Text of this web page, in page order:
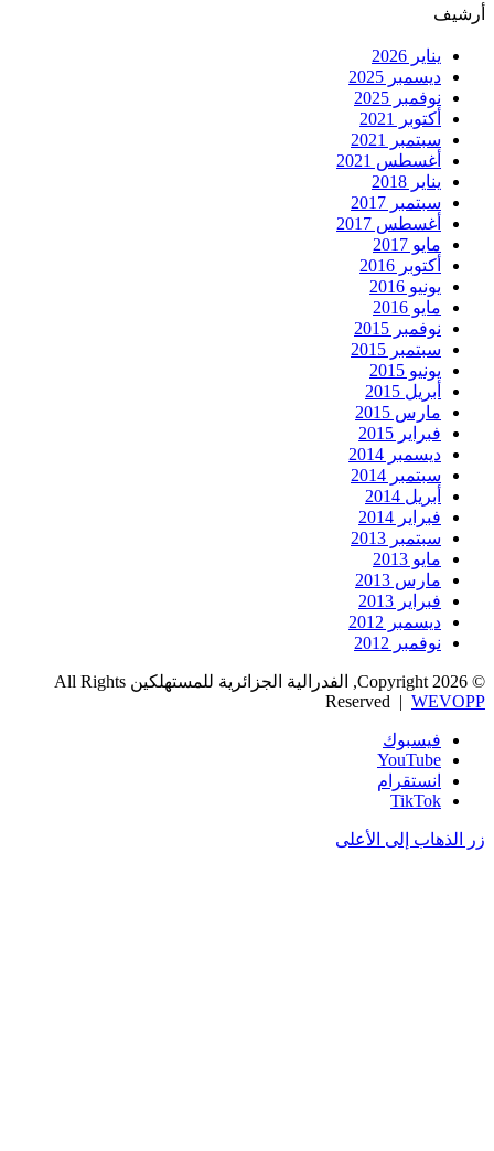
أرشيف
يناير 2026
ديسمبر 2025
نوفمبر 2025
أكتوبر 2021
سبتمبر 2021
أغسطس 2021
يناير 2018
سبتمبر 2017
أغسطس 2017
مايو 2017
أكتوبر 2016
يونيو 2016
مايو 2016
نوفمبر 2015
سبتمبر 2015
يونيو 2015
أبريل 2015
مارس 2015
فبراير 2015
ديسمبر 2014
سبتمبر 2014
أبريل 2014
فبراير 2014
سبتمبر 2013
مايو 2013
مارس 2013
فبراير 2013
ديسمبر 2012
نوفمبر 2012
© Copyright 2026, الفدرالية الجزائرية للمستهلكين All Rights
Reserved | WEVOPP
فيسبوك
‫YouTube
انستقرام
‫TikTok
زر الذهاب إلى الأعلى